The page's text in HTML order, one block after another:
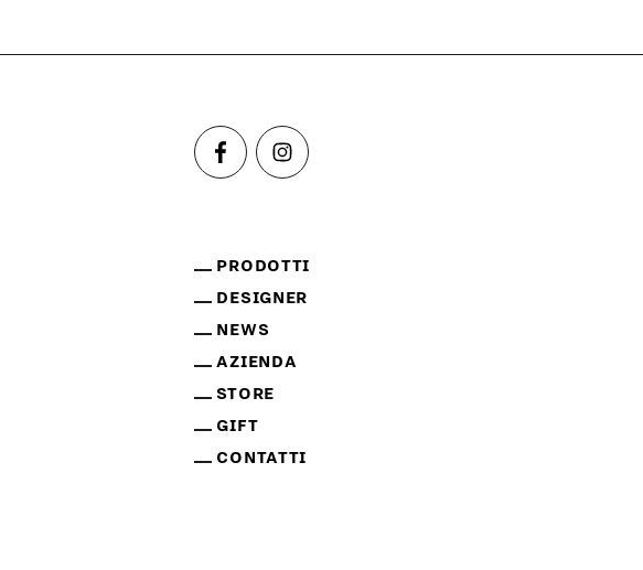
PRODOTTI
DESIGNER
NEWS
AZIENDA
STORE
GIFT
CONTATTI